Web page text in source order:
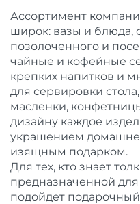
Ассортимент
широк: вазы и блюда,
позолоченного и
чайные и кофейные
крепких напитков и
для сервировки
масленки,
дизайну каждое
украшением
изящным подарком.
Для тех, кто знает
предназначенной
подойдет